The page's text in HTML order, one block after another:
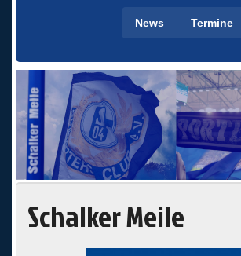
News Termine
Schalker Meile